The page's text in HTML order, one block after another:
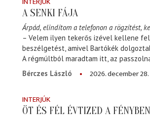
A SENKI FÁJA
Árpád, elindítom a telefonon a rögzítést,
– Velem ilyen tekerős izével kellene
beszélgetést, amivel Bartókék
A régmúltból maradtam itt, az
Bérczes László
2026. december 28.
INTERJÚK
ÖT ÉS FÉL ÉVTIZED A FÉNYBEN